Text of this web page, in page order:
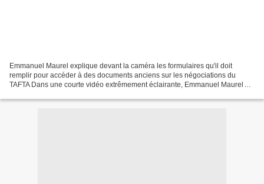
Emmanuel Maurel explique devant la caméra les formulaires qu'il doit
remplir pour accéder à des documents anciens sur les négociations du
TAFTA Dans une courte vidéo extrêmement éclairante, Emmanuel Maurel